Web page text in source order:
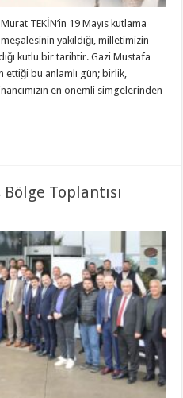
TEKİN’in 19 Mayıs kutlama
yakıldığı, milletimizin
kutlu bir tarihtir. Gazi Mustafa
ettiği bu anlamlı gün; birlik,
en önemli simgelerinden
Toplantısı